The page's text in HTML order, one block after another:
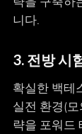
니다.
3. 전방 시
확실한 백테
실전 환경(
략을 포워드